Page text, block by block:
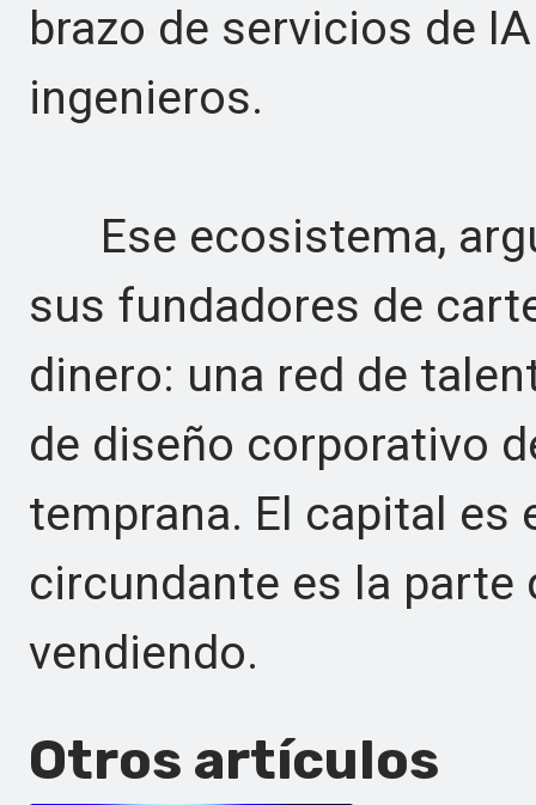
brazo de servicios de
ingenieros.
Ese ecosistema,
sus fundadores de
dinero: una red de
de diseño corporativo
temprana. El capital
circundante es la parte
vendiendo.
Otros artículos